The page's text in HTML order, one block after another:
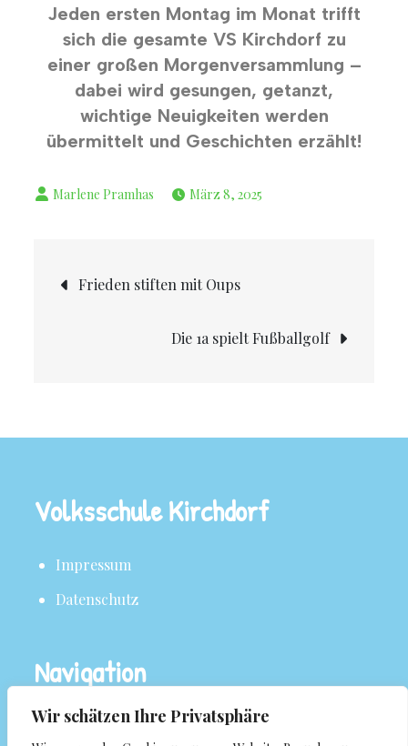
Wir schätzen Ihre Privatsphäre
Jeden ersten Montag im Monat trifft
sich die gesamte VS Kirchdorf zu
einer großen Morgenversammlung –
dabei wird gesungen, getanzt,
wichtige Neuigkeiten werden
übermittelt und Geschichten erzählt!
März 8, 2025
Frieden stiften mit Oups
Die 1a spielt Fußballgolf
Volksschule Kirchdorf
Impressum
Datenschutz
Navigation
Über uns